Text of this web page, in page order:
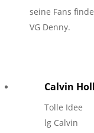
seine Fans
VG Denny.
Calvin
Tolle Idee
lg Calvin